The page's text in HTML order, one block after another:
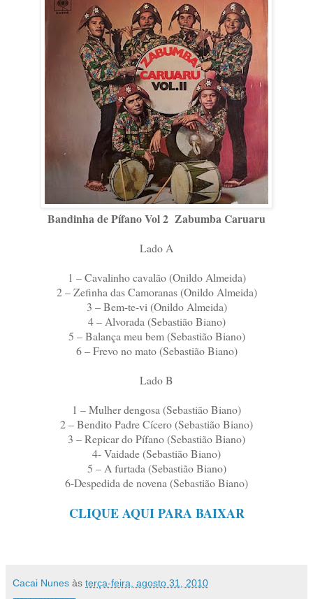
Bandinha de Pífano Vol 2 Zabumba Caruaru
Lado A
1 – Cavalinho cavalão (Onildo Almeida)
2 – Zefinha das Camoranas (Onildo Almeida)
3 – Bem-te-vi (Onildo Almeida)
4 – Alvorada (Sebastião Biano)
5 – Balança meu bem (Sebastião Biano)
6 – Frevo no mato (Sebastião Biano)
Lado B
1 – Mulher dengosa (Sebastião Biano)
2 – Bendito Padre Cícero (Sebastião Biano)
3 – Repicar do Pífano (Sebastião Biano)
4- Vaidade (Sebastião Biano)
5 – A furtada (Sebastião Biano)
6-Despedida de novena (Sebastião Biano)
CLIQUE AQUI PARA BAIXAR
Cacai Nunes às terça-feira, agosto 31, 2010